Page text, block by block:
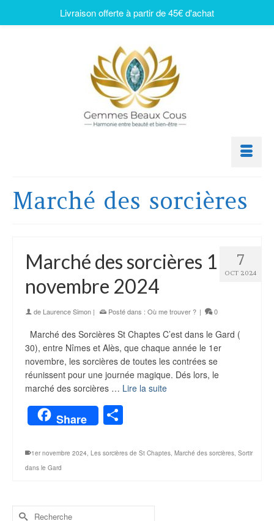
Marché des sorcières
7
OCT 2024
Marché des sorcières 1
novembre 2024
de Laurence Simon | Posté dans : Où me trouver ? | 0
Marché des Sorcières St Chaptes C’est dans le Gard (
30), entre Nîmes et Alès, que chaque année le 1er
novembre, les sorcières de toutes les contrées se
réunissent pour une journée magique. Dés lors, le
marché des sorcières … Lire la suite
Share
1er novembre 2024, Les sorcières de St Chaptes, Marché des sorcières, Sortir
dans le Gard
Livraison offerte à partir de 45€ d'achat